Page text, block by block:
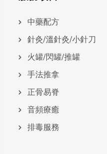
中藥配方
針灸/溫針灸/小針刀
火罐/閃罐/推罐
手法推拿
正骨易脊
⾳頻療癒
排毒服務